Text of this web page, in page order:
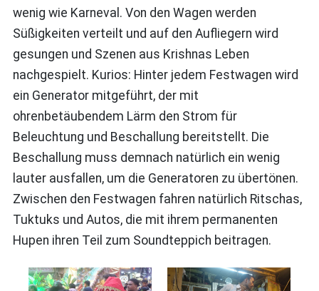
wenig wie Karneval. Von den Wagen werden
Süßigkeiten verteilt und auf den Aufliegern wird
gesungen und Szenen aus Krishnas Leben
nachgespielt. Kurios: Hinter jedem Festwagen wird
ein Generator mitgeführt, der mit
ohrenbetäubendem Lärm den Strom für
Beleuchtung und Beschallung bereitstellt. Die
Beschallung muss demnach natürlich ein wenig
lauter ausfallen, um die Generatoren zu übertönen.
Zwischen den Festwagen fahren natürlich Ritschas,
Tuktuks und Autos, die mit ihrem permanenten
Hupen ihren Teil zum Soundteppich beitragen.